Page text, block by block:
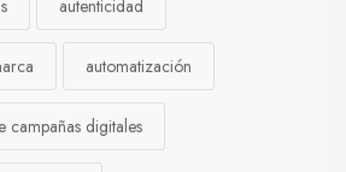
autenticidad
automatización
campañas digitales